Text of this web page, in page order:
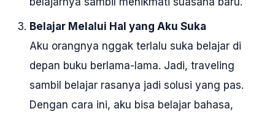
Belajar Melalui Hal yang Aku Suka
Aku orangnya nggak terlalu suka belajar di
depan buku berlama-lama. Jadi, traveling
sambil belajar rasanya jadi solusi yang pas.
Dengan cara ini, aku bisa belajar bahasa,